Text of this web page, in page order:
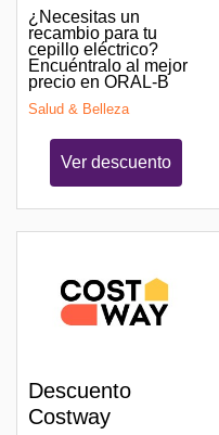
¿Necesitas un
recambio para tu
cepillo eléctrico?
Encuéntralo al mejor
precio en ORAL-B
Salud & Belleza
Ver descuento
Descuento
Costway